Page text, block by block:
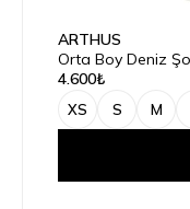
ARTHUS
Orta Boy Deniz
4.600₺
XS S M